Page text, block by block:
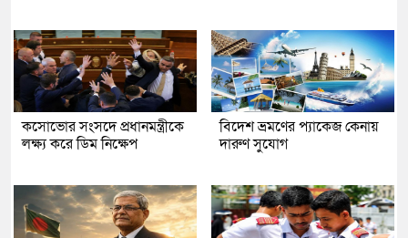
কসোভোর সংসদে প্রধানমন্ত্রীকে
লক্ষ্য করে ডিম নিক্ষেপ
বিদেশ ভ্রমণের প্যাকেজ কেনায়
দারুণ সুযোগ